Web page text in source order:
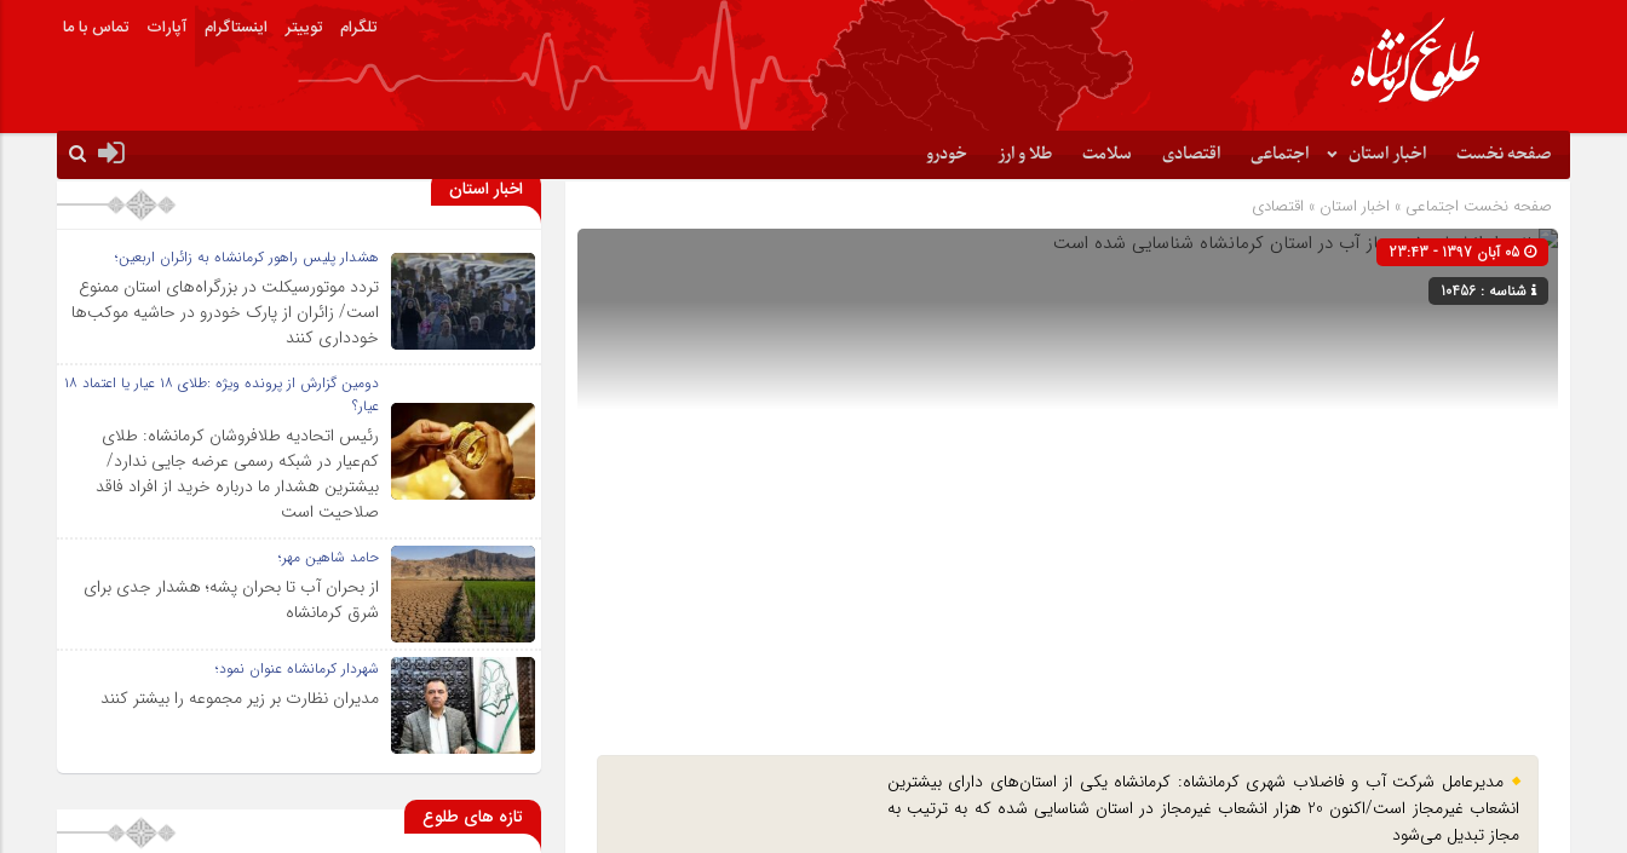
تلگرام توییتر اینستاگرام آپارات تماس با ما
صفحه نخست اخبار استان اجتماعی اقتصادی سلامت طلا و ارز خودرو
صفحه نخست اجتماعی » اخبار استان » اقتصادی
شناسه : 10456
مدیرعامل شرکت آب و فاضلاب شهری کرمانشاه: کرمانشاه یکی از استان‌های دارای بیشترین
انشعاب غیرمجاز است/اکنون 20 هزار انشعاب غیرمجاز در استان شناسایی شده که به ترتیب به
مجاز تبدیل می‌شود
اخبار استان
هشدار پلیس راهور کرمانشاه به زائران اربعین؛
تردد موتورسیکلت در بزرگراه‌های استان ممنوع
است/ زائران از پارک خودرو در حاشیه موکب‌ها
خودداری کنند
دومین گزارش از پرونده ویژه :طلای ۱۸ عیار یا اعتماد ۱۸
عیار؟
رئیس اتحادیه طلافروشان کرمانشاه: طلای
کم‌عیار در شبکه رسمی عرضه جایی ندارد/
بیشترین هشدار ما درباره خرید از افراد فاقد
صلاحیت است
حامد شاهین مهر؛
از بحران آب تا بحران پشه؛ هشدار جدی برای
شرق کرمانشاه
شهردار کرمانشاه عنوان نمود؛
مدیران نظارت بر زیر مجموعه را بیشتر کنند
تازه های طلوع